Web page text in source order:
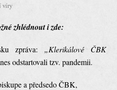
víry
zhlédnout i zde:
zpráva: „Klerikálové ČBK
odstartovali tzv. pandemii.
a předsedo ČBK,